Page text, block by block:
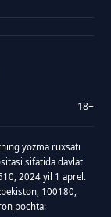
18+
yozma ruxsati
sifatida davlat
2024 yil 1 aprel.
100180,
pochta: